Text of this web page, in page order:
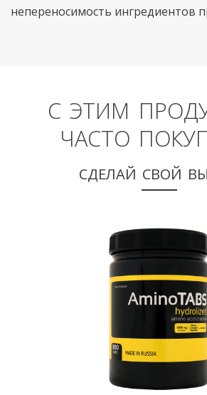
непереносимость ингредиентов
С ЭТИМ
ЧАСТО
СДЕЛАЙ СВОЙ